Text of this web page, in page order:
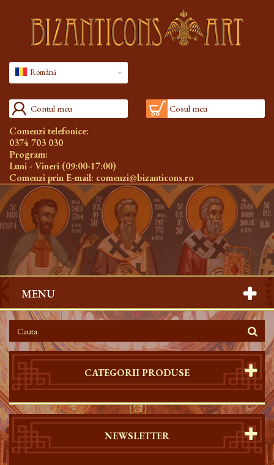
Română
Contul meu Cosul meu
Comenzi telefonice:
0374 703 030
Program:
Luni - Vineri (09:00-17:00)
Comenzi prin E-mail: comenzi@bizanticons.ro
MENU
CATEGORII PRODUSE
NEWSLETTER